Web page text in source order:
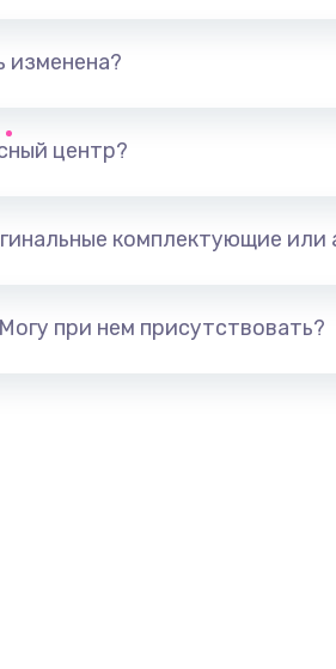
центр?
комплектующие или
при нем присутствовать?